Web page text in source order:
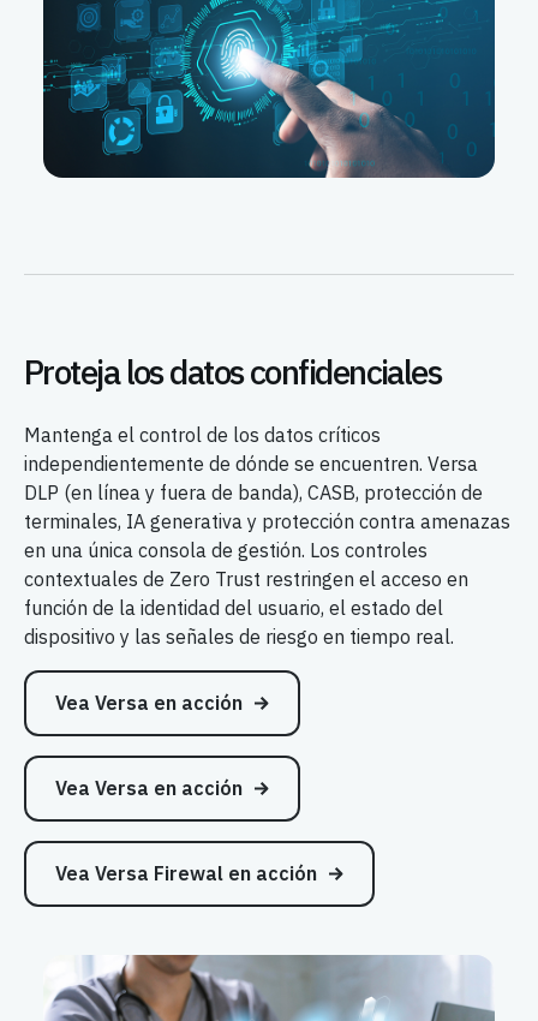
Proteja los datos confidenciales
Mantenga el control de los datos críticos
independientemente de dónde se encuentren. Versa
DLP (en línea y fuera de banda), CASB, protección de
terminales, IA generativa y protección contra amenazas
en una única consola de gestión. Los controles
contextuales de Zero Trust restringen el acceso en
función de la identidad del usuario, el estado del
dispositivo y las señales de riesgo en tiempo real.
Vea Versa en acción
Vea Versa en acción
Vea Versa Firewal en acción